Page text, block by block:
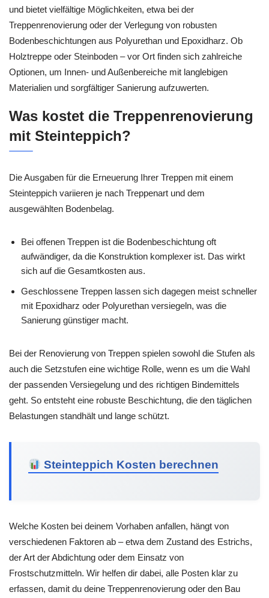
und bietet vielfältige Möglichkeiten, etwa bei der
Treppenrenovierung oder der Verlegung von robusten
Bodenbeschichtungen aus Polyurethan und Epoxidharz. Ob
Holztreppe oder Steinboden – vor Ort finden sich zahlreiche
Optionen, um Innen- und Außenbereiche mit langlebigen
Materialien und sorgfältiger Sanierung aufzuwerten.
Was kostet die Treppenrenovierung
mit Steinteppich?
Die Ausgaben für die Erneuerung Ihrer Treppen mit einem
Steinteppich variieren je nach Treppenart und dem
ausgewählten Bodenbelag.
Bei offenen Treppen ist die Bodenbeschichtung oft
aufwändiger, da die Konstruktion komplexer ist. Das wirkt
sich auf die Gesamtkosten aus.
Geschlossene Treppen lassen sich dagegen meist schneller
mit Epoxidharz oder Polyurethan versiegeln, was die
Sanierung günstiger macht.
Bei der Renovierung von Treppen spielen sowohl die Stufen als
auch die Setzstufen eine wichtige Rolle, wenn es um die Wahl
der passenden Versiegelung und des richtigen Bindemittels
geht. So entsteht eine robuste Beschichtung, die den täglichen
Belastungen standhält und lange schützt.
Steinteppich Kosten berechnen
Welche Kosten bei deinem Vorhaben anfallen, hängt von
verschiedenen Faktoren ab – etwa dem Zustand des Estrichs,
der Art der Abdichtung oder dem Einsatz von
Frostschutzmitteln. Wir helfen dir dabei, alle Posten klar zu
erfassen, damit du deine Treppenrenovierung oder den Bau